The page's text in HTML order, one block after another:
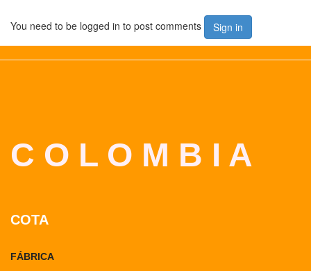
You need to be logged in to post comments Sign in
C O L O M B I A
COTA
FÁBRICA